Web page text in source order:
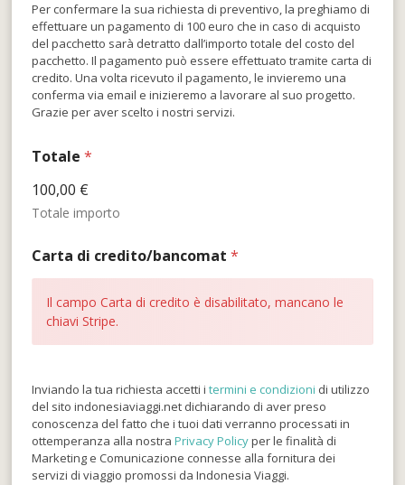
Per confermare la sua richiesta di preventivo, la preghiamo di
effettuare un pagamento di 100 euro che in caso di acquisto
del pacchetto sarà detratto dall’importo totale del costo del
pacchetto. Il pagamento può essere effettuato tramite carta di
credito. Una volta ricevuto il pagamento, le invieremo una
conferma via email e inizieremo a lavorare al suo progetto.
Grazie per aver scelto i nostri servizi.
Totale*
100,00 €
Totale importo
Carta di credito/bancomat*
Il campo Carta di credito è disabilitato, mancano le
chiavi Stripe.
Inviando la tua richiesta accetti itermini e condizioni di utilizzo
del sito indonesiaviaggi.net dichiarando di aver preso
conoscenza del fatto che i tuoi dati verranno processati in
ottemperanza alla nostraPrivacy Policyper le finalità di
Marketing e Comunicazione connesse alla fornitura dei
servizi di viaggio promossi da Indonesia Viaggi.